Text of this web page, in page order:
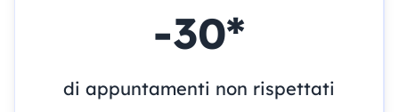
-30*
di appuntamenti non rispettati